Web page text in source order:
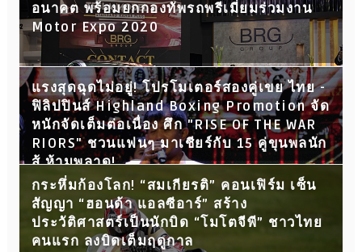
อนาคต พร้อมยกกองทัพรถพรีเมี่ยมร่วมงาน
Motor Expo 2020
แรงสุดฉุดไม่อยู่! โปรโมเตอร์สองคู่เขย ไทย -
ฟิลิปปินส์ Highland Boxing Promotion จัด
หนักจัดเต็มต่อเนื่อง ศึก "RISE OF THE WAR
RIORS" ชวนแฟนๆ มาเชียร์กับ 15 คู่ขุนพลนัก
สู้ ห้ามพลาด!
กระหึ่มก้องโลก! “สมเกียรติ” คอนเฟิร์ม เซ็น
สัญญา “ฮอนด้า แอลซีอาร์” สร้าง
ประวัติศาสตร์เป็นนักบิด “โมโตจีพี” ชาวไทย
คนแรก ลงบิดเต็มฤดูกาล